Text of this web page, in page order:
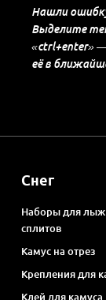
Нашли
Выделите
«ctrl+enter»
её в
Снег
Наборы для лыж
сплитов
Камус на отрез
Крепления для
Клей для камуса